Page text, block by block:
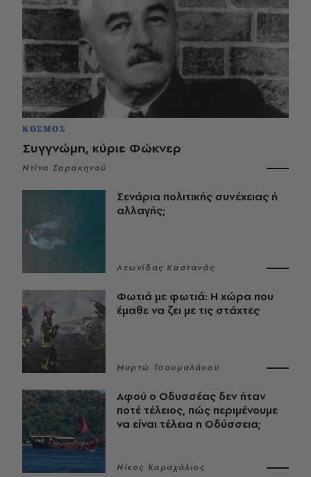
ΚΟΣΜΟΣ
Συγγνώμη, κύριε Φώκνερ
Ντίνα Σαρακηνού
Σενάρια πολιτικής συνέχειας ή
αλλαγής;
Λεωνίδας Καστανάς
Φωτιά με φωτιά: Η χώρα που
έμαθε να ζει με τις στάχτες
Μυρτώ Τσουμαλάκου
Αφού ο Οδυσσέας δεν ήταν
ποτέ τέλειος, πώς περιμένουμε
να είναι τέλεια η Οδύσσεια;
Νίκος Καραχάλιος